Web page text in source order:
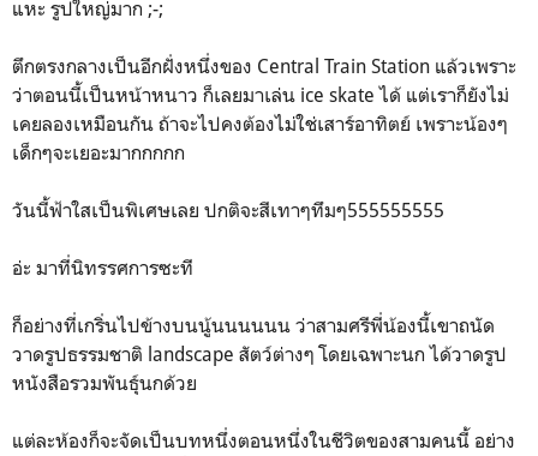
แหะ รูปใหญ่มาก ;-;
ตึกตรงกลางเป็นอีกฝั่งหนึ่งของ Central Train Station แล้วเพราะ
ว่าตอนนี้เป็นหน้าหนาว ก็เลยมาเล่น ice skate ได้ แต่เราก็ยังไม่
เคยลองเหมือนกัน ถ้าจะไปคงต้องไม่ใช่เสาร์อาทิตย์ เพราะน้องๆ
เด็กๆจะเยอะมากกกกก
วันนี้ฟ้าใสเป็นพิเศษเลย ปกติจะสีเทาๆทึมๆ555555555
อ่ะ มาที่นิทรรศการซะที
ก็อย่างที่เกริ่นไปข้างบนนู้นนนนนน ว่าสามศรีพี่น้องนี้เขาถนัด
วาดรูปธรรมชาติ landscape สัตว์ต่างๆ โดยเฉพาะนก ได้วาดรูป
หนังสือรวมพันธุ์นกด้วย
แต่ละห้องก็จะจัดเป็นบทหนึ่งตอนหนึ่งในชีวิตของสามคนนี้ อย่าง